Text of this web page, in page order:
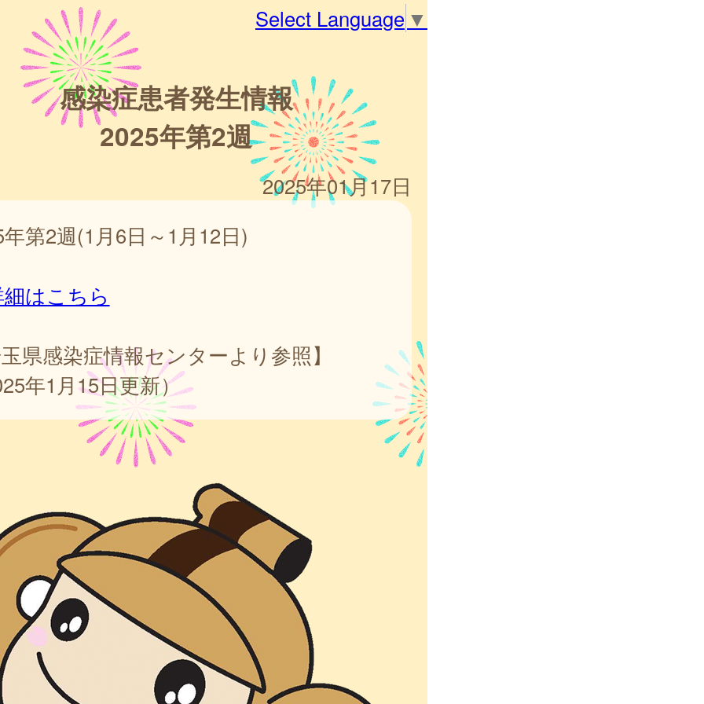
Select Language ▼
感染症患者発生情報
2025年第2週
2025年01月17日
第2週(1月6日～1月12日)
はこちら
県感染症情報センターより参照】
年1月15日更新）